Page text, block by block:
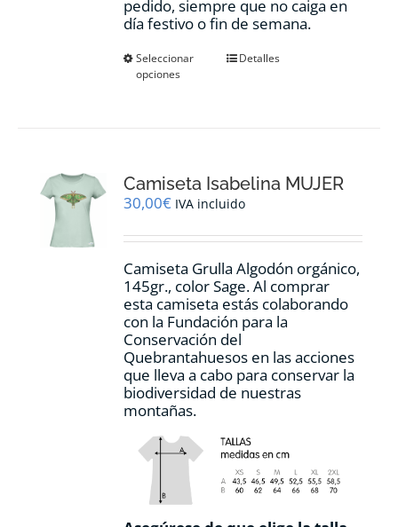
pedido, siempre que no caiga en
día festivo o fin de semana.
Seleccionar
opciones
Este
se
pueden
en
página
de
producto
Detalles
Camiseta Isabelina MUJER
30,00€ IVA incluido
Camiseta Grulla Algodón orgánico,
145gr., color Sage. Al comprar
esta camiseta estás colaborando
con la Fundación para la
Conservación del
Quebrantahuesos en las acciones
que lleva a cabo para conservar la
biodiversidad de nuestras
montañas.